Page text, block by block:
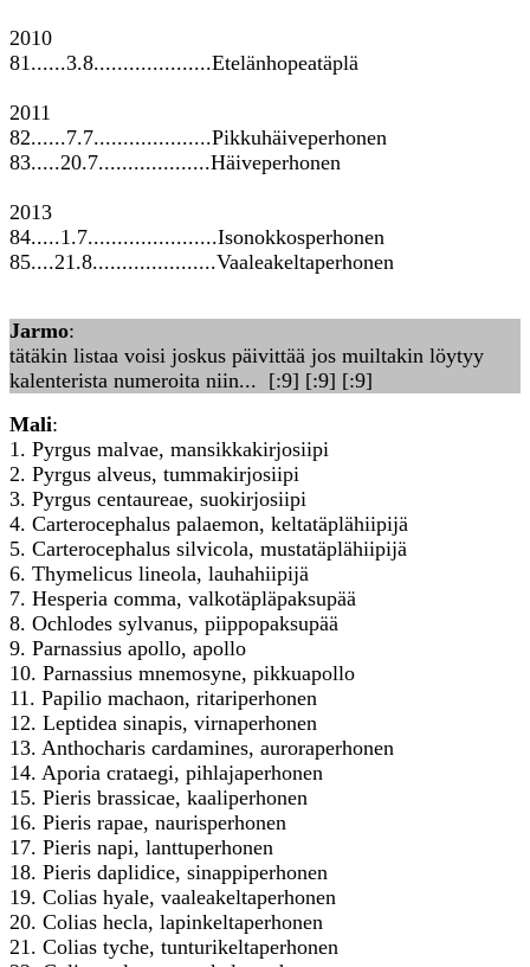
2010
81......3.8....................Etelänhopeatäplä
2011
82......7.7....................Pikkuhäiveperhonen
83.....20.7...................Häiveperhonen
2013
84.....1.7......................Isonokkosperhonen
85....21.8.....................Vaaleakeltaperhonen
Jarmo:
tätäkin listaa voisi joskus päivittää jos muiltakin löytyy
kalenterista numeroita niin... [:9] [:9] [:9]
Mali:
1. Pyrgus malvae, mansikkakirjosiipi
2. Pyrgus alveus, tummakirjosiipi
3. Pyrgus centaureae, suokirjosiipi
4. Carterocephalus palaemon, keltatäplähiipijä
5. Carterocephalus silvicola, mustatäplähiipijä
6. Thymelicus lineola, lauhahiipijä
7. Hesperia comma, valkotäpläpaksupää
8. Ochlodes sylvanus, piippopaksupää
9. Parnassius apollo, apollo
10. Parnassius mnemosyne, pikkuapollo
11. Papilio machaon, ritariperhonen
12. Leptidea sinapis, virnaperhonen
13. Anthocharis cardamines, auroraperhonen
14. Aporia crataegi, pihlajaperhonen
15. Pieris brassicae, kaaliperhonen
16. Pieris rapae, naurisperhonen
17. Pieris napi, lanttuperhonen
18. Pieris daplidice, sinappiperhonen
19. Colias hyale, vaaleakeltaperhonen
20. Colias hecla, lapinkeltaperhonen
21. Colias tyche, tunturikeltaperhonen